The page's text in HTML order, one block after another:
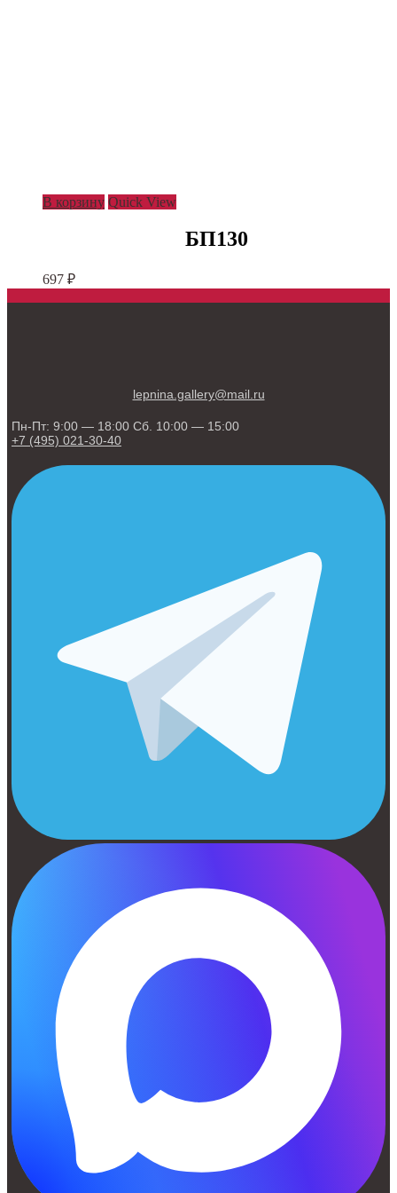
В корзину Quick View
БП130
697 ₽
lepnina.gallery@mail.ru
Пн-Пт: 9:00 — 18:00 Сб. 10:00 — 15:00
+7 (495) 021-30-40